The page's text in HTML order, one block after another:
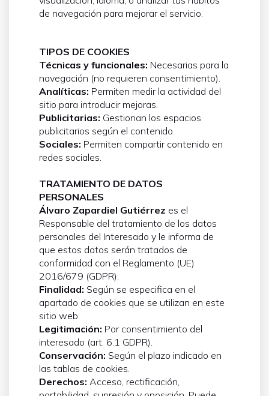
de navegación para mejorar el servicio.
TIPOS DE COOKIES
Técnicas y funcionales: Necesarias para la
navegación (no requieren consentimiento).
Analíticas: Permiten medir la actividad del
sitio para introducir mejoras.
Publicitarias: Gestionan los espacios
publicitarios según el contenido.
Sociales: Permiten compartir contenido en
redes sociales.
TRATAMIENTO DE DATOS
PERSONALES
Álvaro Zapardiel Gutiérrez es el
Responsable del tratamiento de los datos
personales del Interesado y le informa de
que estos datos serán tratados de
conformidad con el Reglamento (UE)
2016/679 (GDPR):
Finalidad: Según se especifica en el
apartado de cookies que se utilizan en este
sitio web.
Legitimación: Por consentimiento del
interesado (art. 6.1 GDPR).
Conservación: Según el plazo indicado en
las tablas de cookies.
Derechos: Acceso, rectificación,